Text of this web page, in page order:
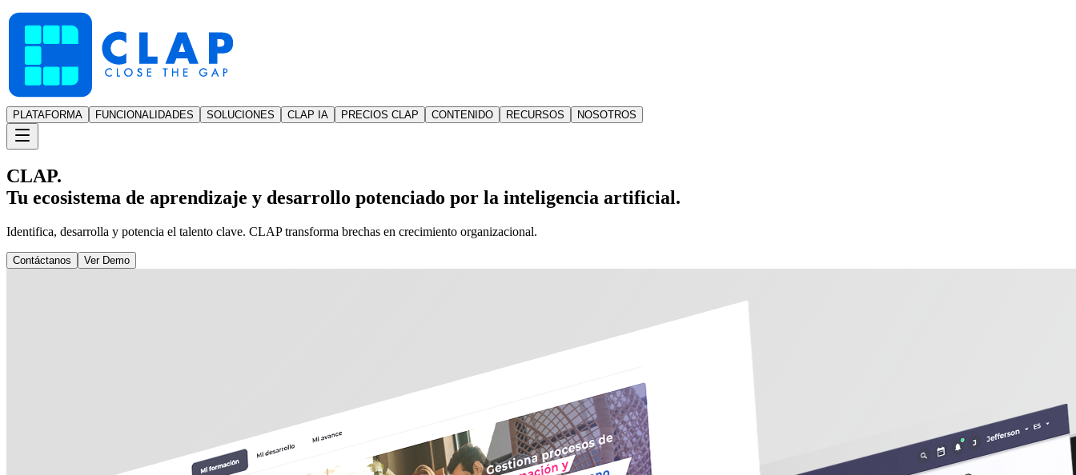
PLATAFORMA FUNCIONALIDADES SOLUCIONES CLAP IA PRECIOS CLAP CONTENIDO RECURSOS NOSOTROS
CLAP.
Tu ecosistema de aprendizaje y desarrollo potenciado por la inteligencia artificial.
Identifica, desarrolla y potencia el talento clave. CLAP transforma brechas en crecimiento organizacional.
Contáctanos Ver Demo